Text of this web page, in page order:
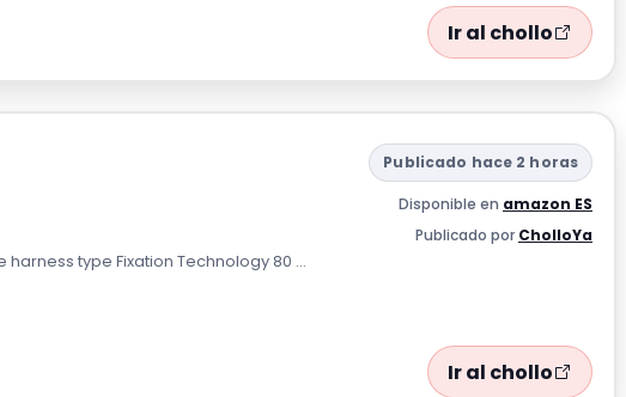
Ir al chollo
Publicado hace 2 horas
Disponible en amazon ES
Publicado por CholloYa
type Fixation Technology 80 ...
Ir al chollo